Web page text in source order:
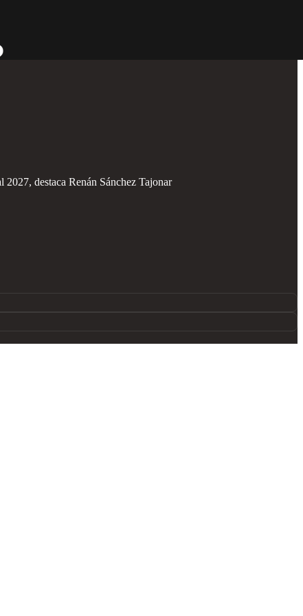
destaca Renán Sánchez Tajonar